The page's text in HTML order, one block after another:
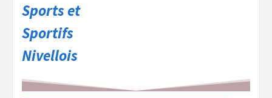
Sports et
Sportifs
Nivellois